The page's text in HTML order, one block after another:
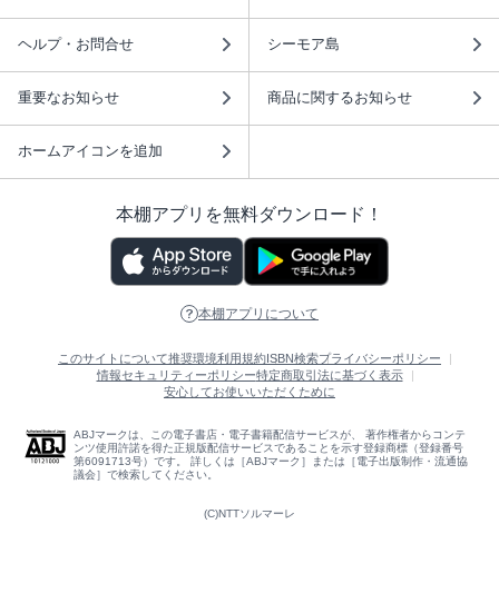
ヘルプ・お問合せ シーモア島
重要なお知らせ 商品に関するお知らせ
ホームアイコンを追加
本棚アプリを無料ダウンロード！
本棚アプリについて
このサイトについて推奨環境利用規約ISBN検索プライバシーポリシー
情報セキュリティーポリシー特定商取引法に基づく表示
安心してお使いいただくために
ABJマークは、この電子書店・電子書籍配信サービスが、 著作権者からコンテ
ンツ使用許諾を得た正規版配信サービスであることを示す登録商標（登録番号
第6091713号）です。 詳しくは［ABJマーク］または［電子出版制作・流通協
議会］で検索してください。
(C)NTTソルマーレ